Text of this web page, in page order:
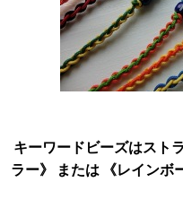
キーワードビーズはスト
ラー》 または 《レインボ